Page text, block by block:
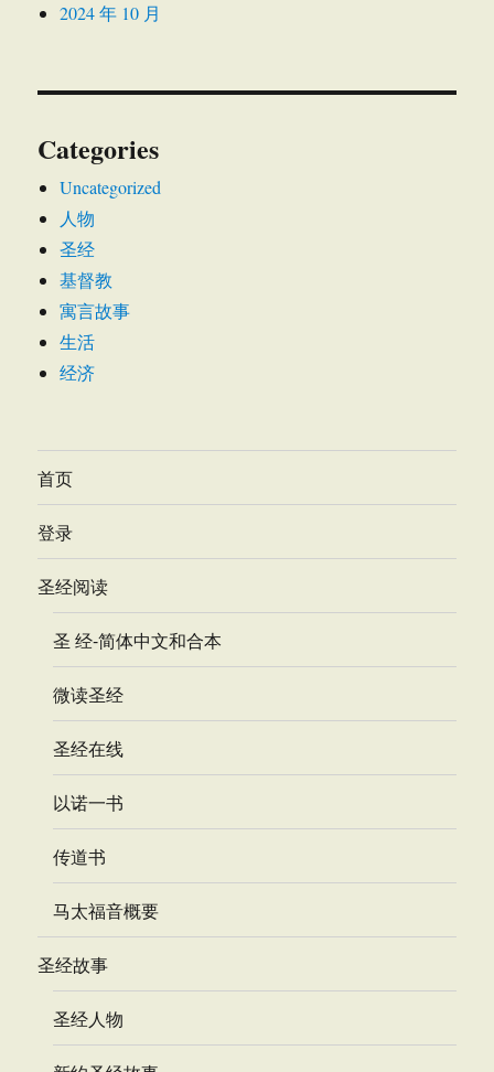
2024 年 10 月
Categories
Uncategorized
人物
圣经
基督教
寓言故事
生活
经济
首页
登录
圣经阅读
圣 经-简体中文和合本
微读圣经
圣经在线
以诺一书
传道书
马太福音概要
圣经故事
圣经人物